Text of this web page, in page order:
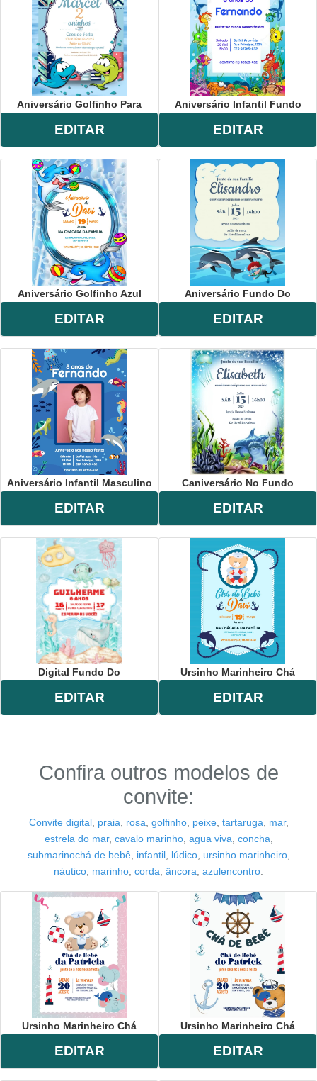
Aniversário Golfinho Para
EDITAR
Aniversário Infantil Fundo
EDITAR
Aniversário Golfinho Azul
EDITAR
Aniversário Fundo Do
EDITAR
Aniversário Infantil Masculino
EDITAR
Caniversário No Fundo
EDITAR
Digital Fundo Do
EDITAR
Ursinho Marinheiro Chá
EDITAR
Confira outros modelos de
convite:
Convite digital, praia rosa golfinho, peixe, tartaruga mar,
estrela do mar, cavalo marinho, agua viva concha
submarinochá de bebê, infantil, lúdico, ursinho marinheiro,
náutico marinho corda âncora azulencontro
Ursinho Marinheiro Chá
EDITAR
Ursinho Marinheiro Chá
EDITAR